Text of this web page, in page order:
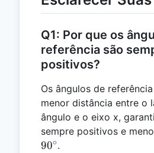
Q1: Por que os
referência são
positivos?
Os ângulos de
menor distância entre o
ângulo e o eixo x,
sempre positivos e
90∘.